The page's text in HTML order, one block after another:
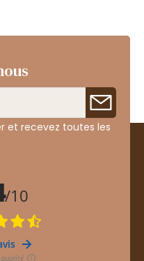
et recevez toutes les